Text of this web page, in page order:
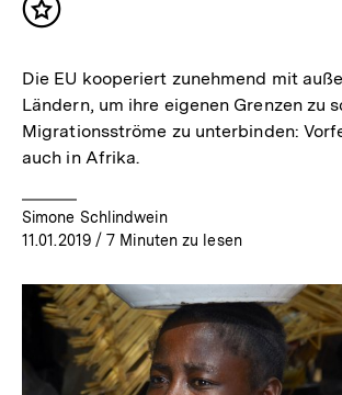
Inhalt
Die EU kooperiert zunehmend mit
Ländern, um ihre eigenen Grenzen zu
Migrationsströme zu unterbinden:
auch in Afrika.
Simone Schlindwein
11.01.2019/ 7 Minuten zu lesen